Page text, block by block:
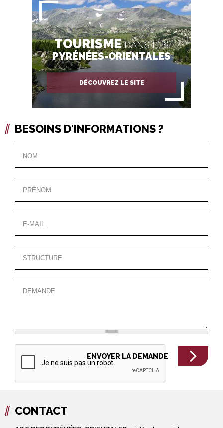
TOURISMEDANS LES
PYRÉNÉES-ORIENTALES
DÉCOUVREZ LE SITE
BESOINS D'INFORMATIONS ?
CONTACT